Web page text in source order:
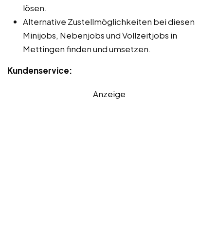
lösen.
Alternative Zustellmöglichkeiten bei diesen
Minijobs, Nebenjobs und Vollzeitjobs in
Mettingen finden und umsetzen.
Kundenservice:
Anzeige